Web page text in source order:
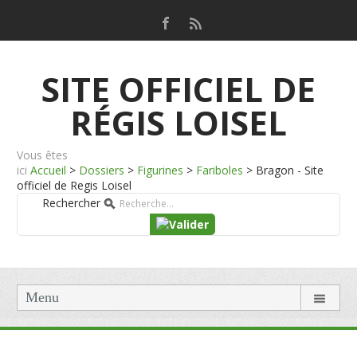
SITE OFFICIEL DE
RÉGIS LOISEL
Vous êtes
ici Accueil > Dossiers > Figurines > Fariboles > Bragon - Site
officiel de Regis Loisel
Rechercher
Menu